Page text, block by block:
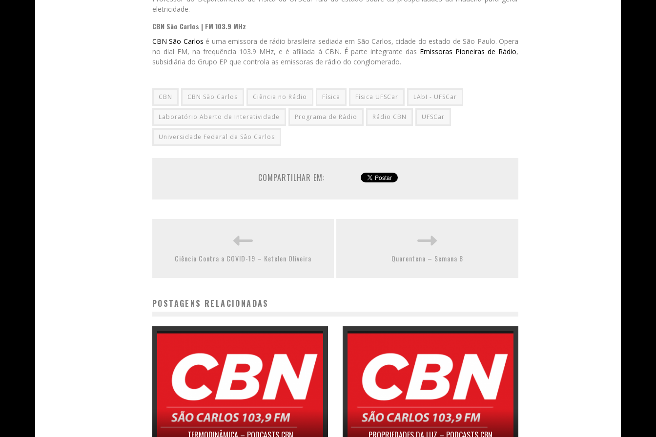
eletricidade.
CBN São Carlos | FM 103.9 MHz
CBN São Carlos é uma emissora de rádio brasileira sediada em São Carlos, cidade do estado de São Paulo. Opera
no dial FM, na frequência 103.9 MHz, e é afiliada à CBN. É parte integrante das Emissoras Pioneiras de Rádio,
subsidiária do Grupo EP que controla as emissoras de rádio do conglomerado.
CBN CBN São Carlos Ciência no Rádio Física Física UFSCar LAbI - UFSCar
Laboratório Aberto de Interatividade Programa de Rádio Rádio CBN UFSCar
Universidade Federal de Sâo Carlos
COMPARTILHAR EM:
Ciência Contra a COVID-19 – Ketelen Oliveira Quarentena – Semana 8
POSTAGENS RELACIONADAS